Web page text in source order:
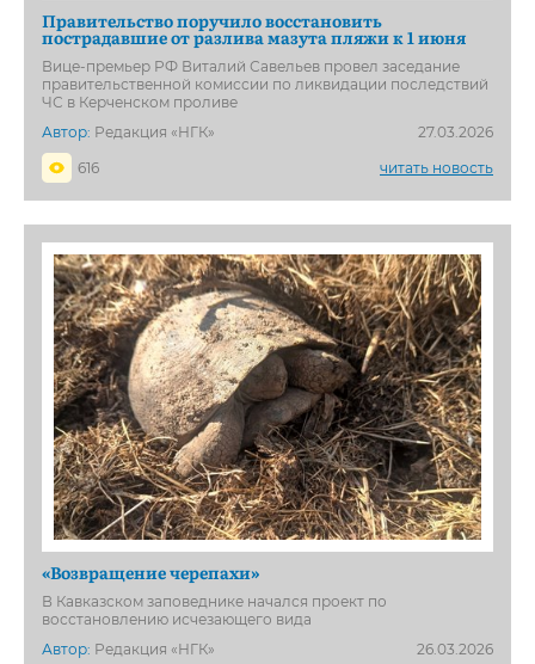
Правительство поручило восстановить
пострадавшие от разлива мазута пляжи к 1 июня
Вице-премьер РФ Виталий Савельев провел заседание
правительственной комиссии по ликвидации последствий
ЧС в Керченском проливе
Автор: Редакция «НГК»
27.03.2026
616
читать новость
«Возвращение черепахи»
В Кавказском заповеднике начался проект по
восстановлению исчезающего вида
Автор: Редакция «НГК»
26.03.2026